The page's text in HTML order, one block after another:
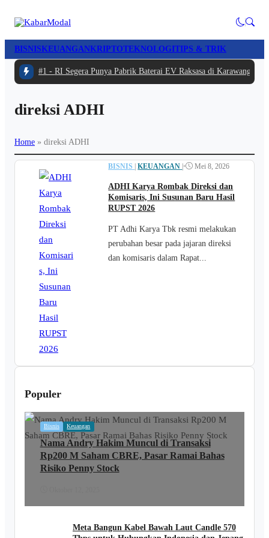
BISNISKEUANGANKRIPTOTEKNOLOGITIPS & TRIK
#1 - RI Segera Punya Pabrik Baterai EV Raksasa di Karawang,
direksi ADHI
Home » direksi ADHI
BISNIS KEUANGAN • Mei 8, 2026
ADHI Karya Rombak Direksi dan
Komisaris, Ini Susunan Baru Hasil
RUPST 2026
PT Adhi Karya Tbk resmi melakukan
perubahan besar pada jajaran direksi
dan komisaris dalam Rapat...
Populer
Bisnis Keuangan
Nama Andry Hakim Muncul di Transaksi
Rp200 M Saham CBRE, Pasar Ramai Bahas
Risiko Penny Stock
Meta Bangun Kabel Bawah Laut Candle 570